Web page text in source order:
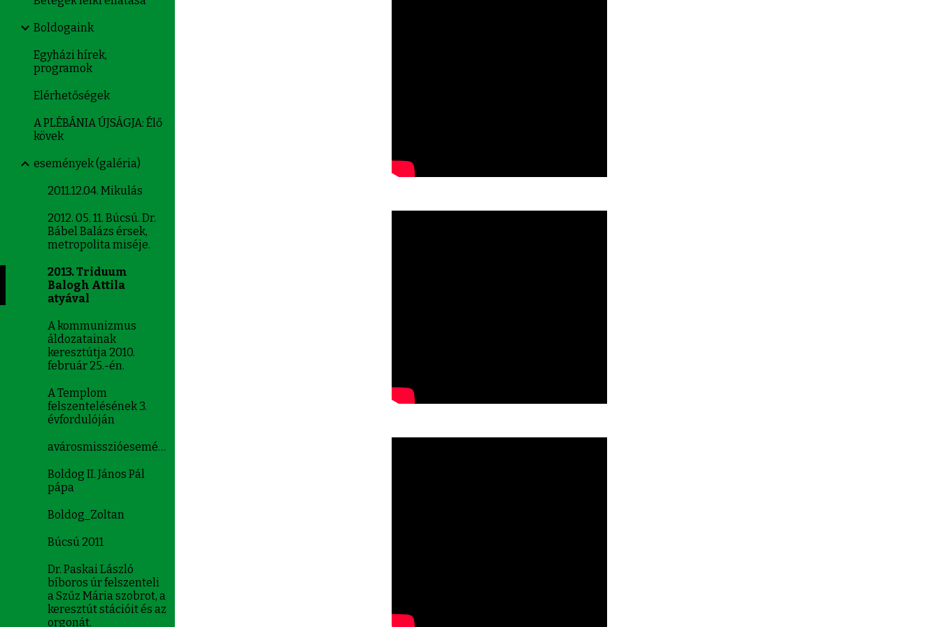
Boldogaink
Egyházi hírek,
programok
Elérhetőségek
A PLÉBÁNIA ÚJSÁGJA: Élő
kövek
események (galéria)
2011.12.04. Mikulás
2012. 05. 11. Búcsú. Dr.
Bábel Balázs érsek,
metropolita miséje.
2013. Triduum
Balogh Attila
atyával
A kommunizmus
áldozatainak
keresztútja 2010.
február 25.-én.
A Templom
felszentelésének 3.
évfordulóján
avárosmisszióeseményei
Boldog II. János Pál
pápa
Boldog_Zoltan
Búcsú 2011
Dr. Paskai László
bíboros úr felszenteli
a Szűz Mária szobrot, a
keresztút stációit és az
orgonát.